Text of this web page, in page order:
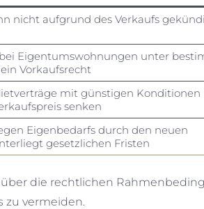
nicht aufgrund des Verkaufs
Eigentumswohnungen unter
Vorkaufsrecht
mit günstigen Konditionen
senken
Eigenbedarfs durch den neuen
gesetzlichen Fristen
die rechtlichen
zu vermeiden.